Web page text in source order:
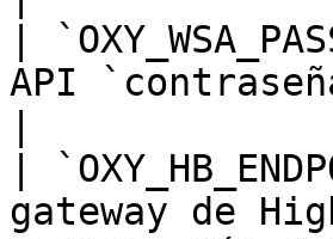
|
API
|
gateway de